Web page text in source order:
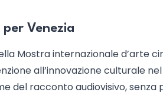
Venezia
Mostra internazionale d’arte
all’innovazione culturale
del racconto audiovisivo,